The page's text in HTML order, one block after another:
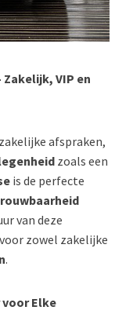
Zakelijk, VIP en
afspraken,
zoals een
is de perfecte
van deze
zowel zakelijke
.
Elke